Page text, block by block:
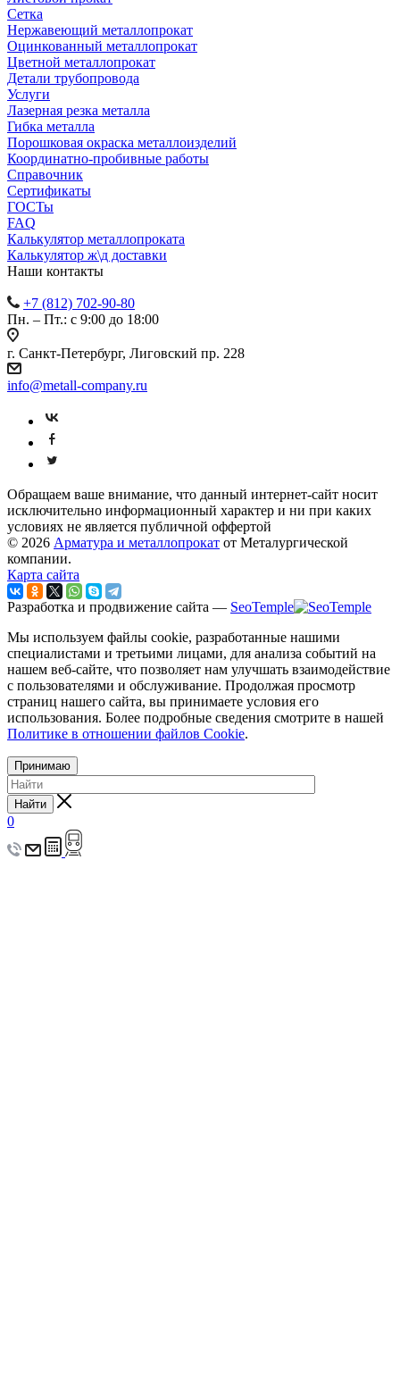
Сетка
Нержавеющий металлопрокат
Оцинкованный металлопрокат
Цветной металлопрокат
Детали трубопровода
Услуги
Лазерная резка металла
Гибка металла
Порошковая окраска металлоизделий
Координатно-пробивные работы
Справочник
Сертификаты
ГОСТы
FAQ
Калькулятор металлопроката
Калькулятор ж\д доставки
Наши контакты
+7 (812) 702-90-80
Пн. – Пт.: с 9:00 до 18:00
г. Санкт-Петербург, Лиговский пр. 228
info@metall-company.ru
Обращаем ваше внимание, что данный интернет-сайт носит
исключительно информационный характер и ни при каких
условиях не является публичной оффертой
© 2026 Арматура и металлопрокат от Металургической
компании.
Карта сайта
Разработка и продвижение сайта — SeoTemple
Мы используем файлы cookie, разработанные нашими
специалистами и третьими лицами, для анализа событий на
нашем веб-сайте, что позволяет нам улучшать взаимодействие
с пользователями и обслуживание. Продолжая просмотр
страниц нашего сайта, вы принимаете условия его
использования. Более подробные сведения смотрите в нашей
Политике в отношении файлов Cookie.
Принимаю
Найти
0